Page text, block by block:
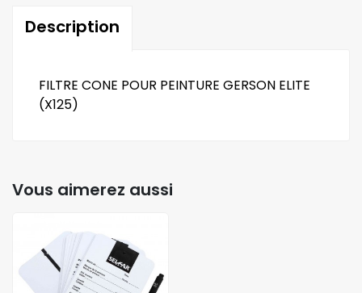
Description
FILTRE CONE POUR PEINTURE GERSON ELITE
(X125)
Vous aimerez aussi